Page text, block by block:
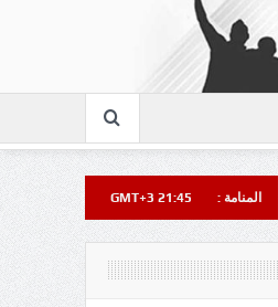
GMT+3 21:45 المنامة :